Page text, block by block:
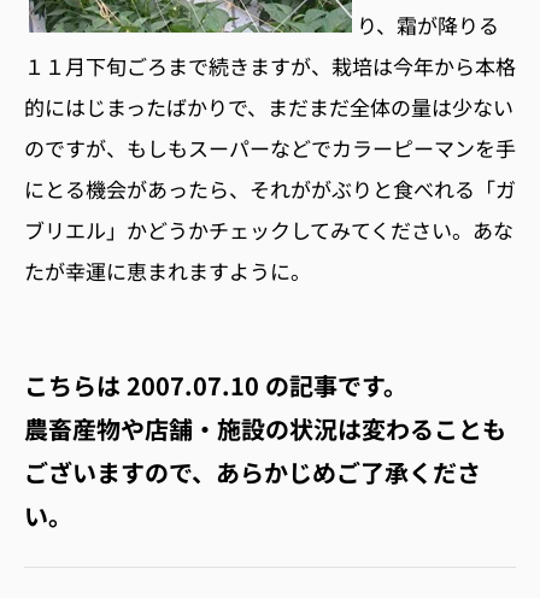
り、霜が降りる
１１月下旬ごろまで続きますが、栽培は今年から本格
的にはじまったばかりで、まだまだ全体の量は少ない
のですが、もしもスーパーなどでカラーピーマンを手
にとる機会があったら、それががぶりと食べれる「ガ
ブリエル」かどうかチェックしてみてください。あな
たが幸運に恵まれますように。
こちらは2007.07.10 の記事です。
農畜産物や店舗・施設の状況は変わることも
ございますので、あらかじめご了承くださ
い。